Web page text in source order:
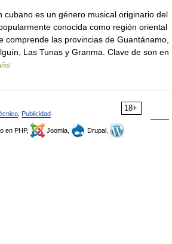
es un género musical originario del
conocida como región oriental
comprende las provincias de Guantánamo,
Las Tunas y Granma. Clave de son en
18+
Publicidad
en PHP, Joomla,
Drupal,